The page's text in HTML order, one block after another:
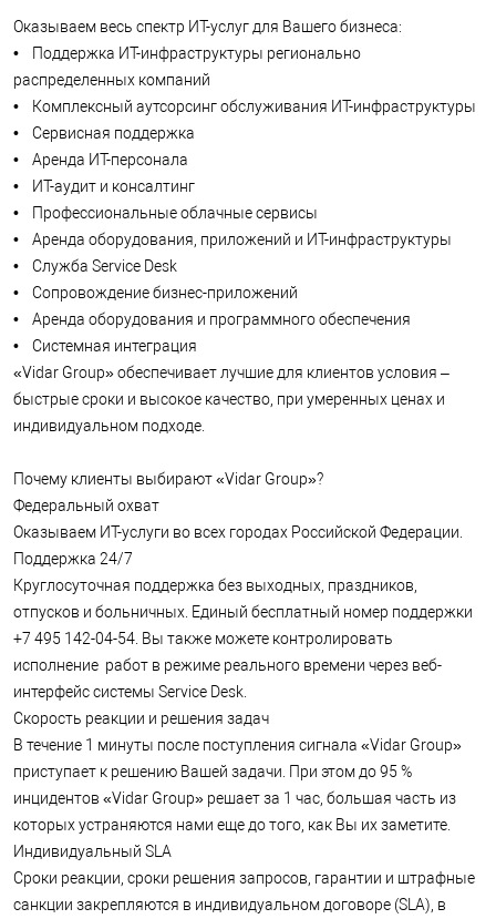
• Сопровождение бизнес-приложений
• Аренда оборудования и программного обеспечения
• Системная интеграция
«Vidar Group» обеспечивает лучшие для клиентов условия –
быстрые сроки и высокое качество, при умеренных ценах и
индивидуальном подходе.
Почему клиенты выбирают «Vidar Group»?
Федеральный охват
Оказываем ИТ-услуги во всех городах Российской
Федерации.
Поддержка 24/7
Круглосуточная поддержка без выходных, праздников,
отпусков и больничных. Единый бесплатный номер
поддержки +7 495 142-04-54. Вы также можете
контролировать исполнение работ в режиме реального
времени через веб-интерфейс системы Service Desk.
Скорость реакции и решения задач
В течение 1 минуты после поступления сигнала «Vidar
из которых устраняются нами еще до того, как Вы их
заметите.
Индивидуальный SLA
Сроки реакции, сроки решения запросов, гарантии и
штрафные санкции закрепляются в индивидуальном
договоре (SLA), в котором Вы имеете возможность отразить
все Ваши требования и ожидания.
Гарантия качества и подтвержденные компетенции
Более 300 успешно реализованных проектов в различных
отраслях. Уже обслуживаем 200 тысяч единиц
компании более 400 сертифицированных инженеров
высшего класса. Две собственные ИТ-лаборатории. Все
услуги «Vidar Group» сертифицированы по ISO 20 000.
Проактивная работа для предотвращения инцидентов
«Vidar Group» уделяет большое внимание приведению ИТ
инфраструктуры Заказчика в порядок. Как результат –
количество инцидентов у наших клиентов уменьшается в 3
раза.
Мультивендорность
Оказываем весь спектр ИТ-услуг для Вашего бизнеса:
• Поддержка ИТ-инфраструктуры регионально
распределенных компаний
• Комплексный аутсорсинг обслуживания ИТ-инфраструктуры
• Сервисная поддержка
• Аренда ИТ-персонала
• ИТ-аудит и консалтинг
• Профессиональные облачные сервисы
• Аренда оборудования, приложений и ИТ-инфраструктуры
• Служба Service Desk
• Сопровождение бизнес-приложений
• Аренда оборудования и программного обеспечения
• Системная интеграция
«Vidar Group» обеспечивает лучшие для клиентов условия –
быстрые сроки и высокое качество, при умеренных ценах и
индивидуальном подходе.
Почему клиенты выбирают «Vidar Group»?
Федеральный охват
Оказываем ИТ-услуги во всех городах Российской Федерации.
Поддержка 24/7
Круглосуточная поддержка без выходных, праздников,
отпусков и больничных. Единый бесплатный номер поддержки
+7 495 142-04-54. Вы также можете контролировать
исполнение работ в режиме реального времени через веб-
интерфейс системы Service Desk.
Скорость реакции и решения задач
В течение 1 минуты после поступления сигнала «Vidar Group»
приступает к решению Вашей задачи. При этом до 95 %
инцидентов «Vidar Group» решает за 1 час, большая часть из
которых устраняются нами еще до того, как Вы их заметите.
Индивидуальный SLA
Сроки реакции, сроки решения запросов, гарантии и штрафные
санкции закрепляются в индивидуальном договоре (SLA), в